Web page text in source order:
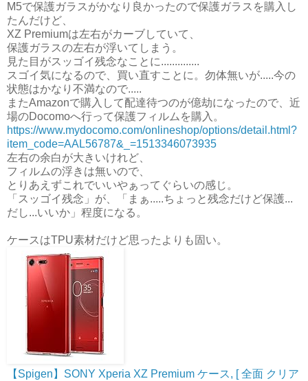
M5で保護ガラスがかなり良かったので保護ガラスを購入し
たんだけど、
XZ Premiumは左右がカーブしていて、
保護ガラスの左右が浮いてしまう。
見た目がスッゴイ残念なことに..............
スゴイ気になるので、買い直すことに。勿体無いが.....今の
状態はかなり不満なので.....
またAmazonで購入して配達待つのが億劫になったので、近
場のDocomoへ行って保護フィルムを購入。
https://www.mydocomo.com/onlineshop/options/detail.html?
item_code=AAL56787&_=1513346073935
左右の余白が大きいけれど、
フィルムの浮きは無いので、
とりあえずこれでいいやぁってぐらいの感じ。
「スッゴイ残念」が、「まぁ.....ちょっと残念だけど保護...
だし...いいか」程度になる。
ケースはTPU素材だけど思ったよりも固い。
【Spigen】SONY Xperia XZ Premium ケース, [ 全面 クリア